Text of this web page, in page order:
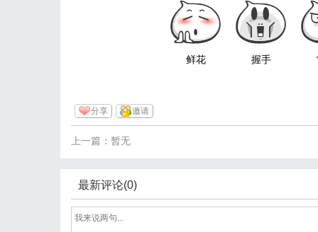
鲜花 握手
分享 邀请
上一篇：暂无
最新评论(0)